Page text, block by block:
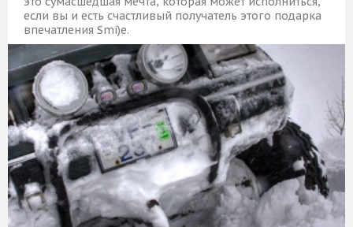
если вы и есть счастливый получатель этого подарка
впечатления Smi)e.
5 919 Р КУПИТЬ